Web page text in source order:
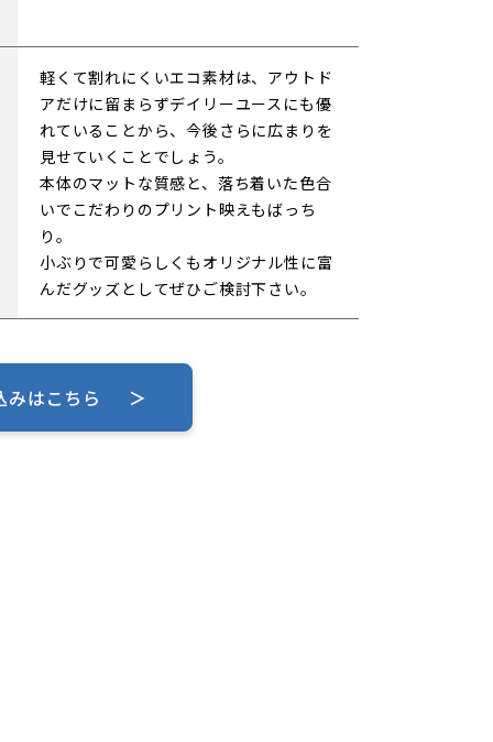
軽くて割れにくいエコ素材は、アウトド
アだけに留まらずデイリーユースにも優
れていることから、今後さらに広まりを
見せていくことでしょう。
本体のマットな質感と、落ち着いた色合
いでこだわりのプリント映えもばっち
り。
小ぶりで可愛らしくもオリジナル性に富
んだグッズとしてぜひご検討下さい。
みはこちら ＞